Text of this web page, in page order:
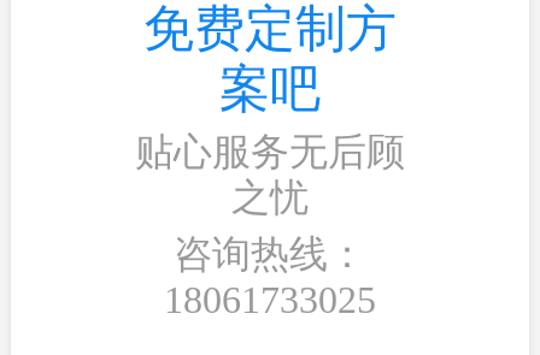
免费定制方
案吧
贴心服务无后顾
之忧
咨询热线：
18061733025